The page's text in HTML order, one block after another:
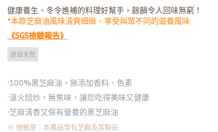
健康養生、冬令進補的料理好幫手，餘韻令人回味無窮！
*本款芝麻油風味清爽細緻，享受與眾不同的滋養風味
《SGS檢驗報告》
原自天然
·100%黑芝麻油，無添加香料、色素
·溫火焙炒，無焦味，讓您吃得美味又健康
·芝麻清香又保有營養的黑芝麻油
※ 過敏原：本產品含有芝麻及其製品